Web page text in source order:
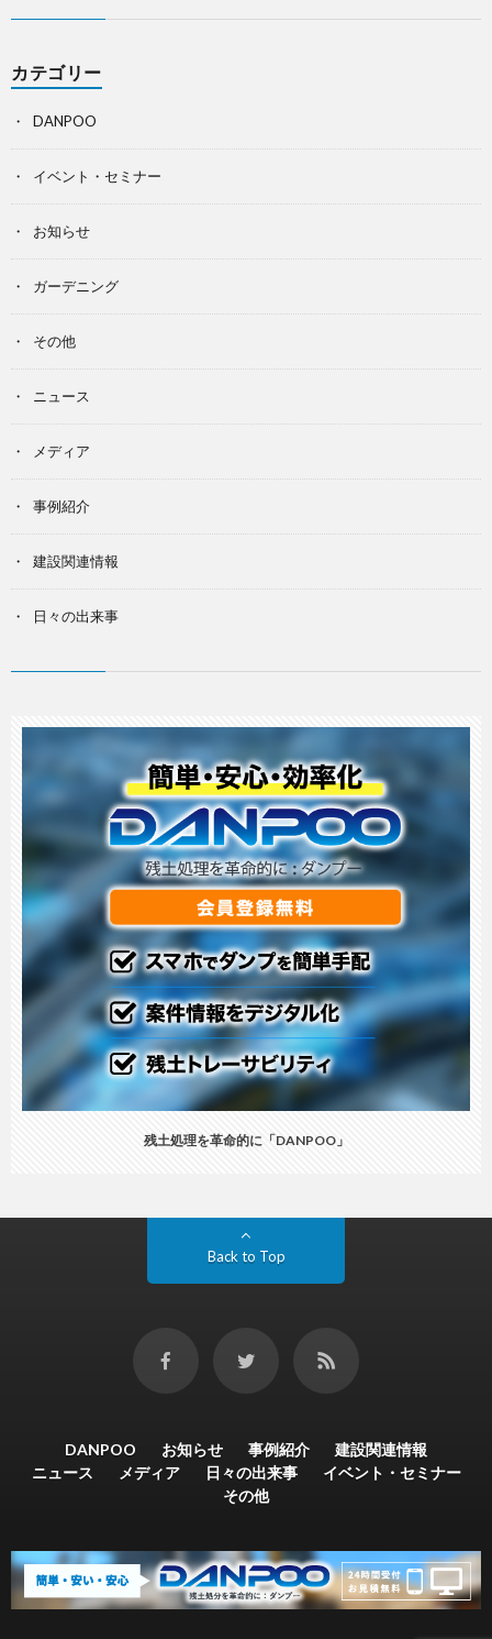
カテゴリー
DANPOO
イベント・セミナー
お知らせ
ガーデニング
その他
ニュース
メディア
事例紹介
建設関連情報
日々の出来事
残土処理を革命的に「DANPOO」
Back to Top
DANPOO お知らせ 事例紹介
建設関連情報
ニュース
メディア 日々の出来事
イベント・セミナー
その他